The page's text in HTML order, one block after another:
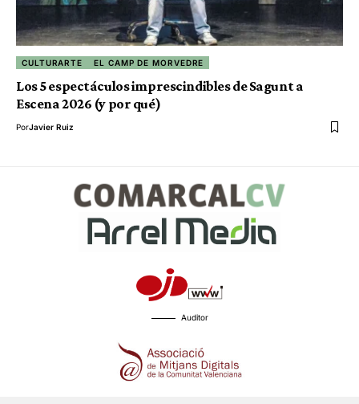
CULTURARTE EL CAMP DE MORVEDRE
Los 5 espectáculos imprescindibles de Sagunt a
Escena 2026 (y por qué)
PorJavier Ruiz
Auditor